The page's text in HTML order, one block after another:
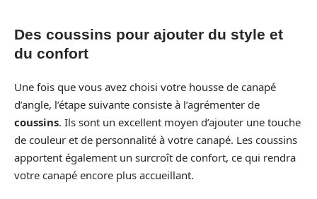
Des coussins pour ajouter du style et
du confort
Une fois que vous avez choisi votre housse de canapé
d’angle, l’étape suivante consiste à l’agrémenter de
coussins. Ils sont un excellent moyen d’ajouter une touche
de couleur et de personnalité à votre canapé. Les coussins
apportent également un surcroît de confort, ce qui rendra
votre canapé encore plus accueillant.